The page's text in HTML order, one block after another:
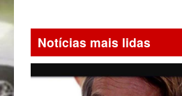
Notícias mais lidas